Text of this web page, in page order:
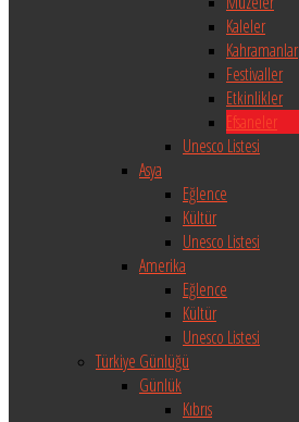
Kaleler
Kahramanlar
Festivaller
Etkinlikler
Efsaneler
Unesco Listesi
Asya
Eğlence
Kültür
Unesco Listesi
Amerika
Eğlence
Kültür
Unesco Listesi
Türkiye Günlüğü
Günlük
Kıbrıs